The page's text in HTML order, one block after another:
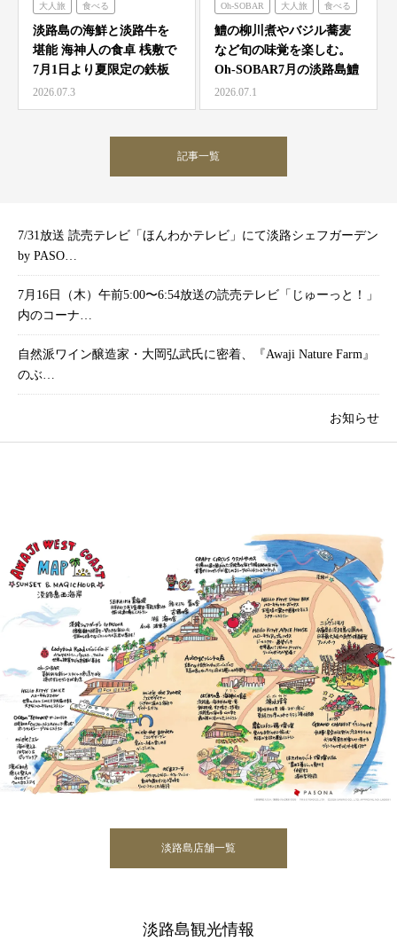
大人旅 食べる
海神人の食卓
淡路島の海鮮と淡路牛を
堪能 海神人の食卓 桟敷で
7月1日より夏限定の鉄板
焼きコース4種が登…
2026.07.3
Oh-SOBAR 大人旅 食べる
鱧の柳川煮やバジル蕎麦
など旬の味覚を楽しむ。
Oh-SOBAR7月の淡路島鱧
会席
2026.07.1
記事一覧
7/31放送 読売テレビ「ほんわかテレビ」にて淡路シェフガーデン
by PASO…
7月16日（木）午前5:00〜6:54放送の読売テレビ「じゅーっと！」
内のコーナ…
自然派ワイン醸造家・大岡弘武氏に密着、『Awaji Nature Farm』
のぶ…
お知らせ
淡路島店舗一覧
淡路島観光情報